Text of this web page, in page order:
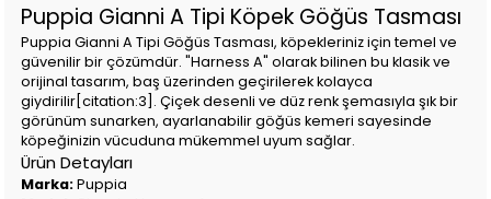
Puppia Gianni A Tipi Köpek Göğüs Tasması
Puppia Gianni A Tipi Göğüs Tasması, köpekleriniz için temel ve
güvenilir bir çözümdür. "Harness A" olarak bilinen bu klasik ve
orijinal tasarım, baş üzerinden geçirilerek kolayca
giydirilir[citation:3]. Çiçek desenli ve düz renk şemasıyla şık bir
görünüm sunarken, ayarlanabilir göğüs kemeri sayesinde
köpeğinizin vücuduna mükemmel uyum sağlar.
Ürün Detayları
Marka:Puppia